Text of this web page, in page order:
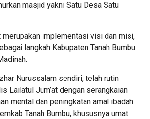
masjid yakni Satu Desa Satu
merupakan implementasi visi dan misi,
langkah Kabupaten Tanah Bumbu
Nurussalam sendiri, telah rutin
Lailatul Jum’at dengan serangkaian
mental dan peningkatan amal ibadah
Tanah Bumbu, khususnya umat